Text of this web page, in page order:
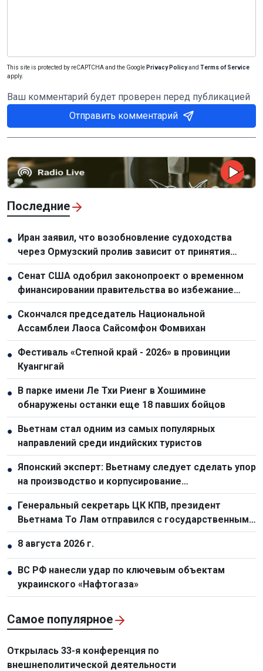
This site is protected by reCAPTCHA and the Google Privacy Policyand Terms of Service
apply.
Ваш комментарий будет проверен перед публикацией
Отправить комментарий
Последние
● Иран заявил, что возобновление судоходства
через Ормузский пролив зависит от принятия
условий Тегерана Соединенными Штатами
● Сенат США одобрил законопроект о временном
финансировании правительства во избежание
шатдауна
● Скончался председатель Национальной
Ассамблеи Лаоса Сайсомфон Фомвихан
● Фестиваль «Степной край - 2026» в провинции
Куангнгай
● В парке имени Ле Тхи Риенг в Хошимине
обнаружены останки еще 18 павших бойцов
● Вьетнам стал одним из самых популярных
направлений среди индийских туристов
● Японский эксперт: Вьетнаму следует сделать упор
на производство и корпусирование
полупроводниковых чипов
● Генеральный секретарь ЦК КПВ, президент
Вьетнама То Лам отправился с государственным
визитом в Австралию и Новую Зеландию
● 8 августа 2026 г.
● ВС РФ нанесли удар по ключевым объектам
украинского «Нафтогаза»
Самое популярное
Открылась 33-я конференция по
внешнеполитической деятельности